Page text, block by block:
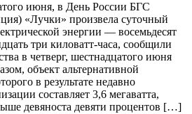
июня, в День России БГС
«Лучки» произвела суточный
энергии — восемьдесят
три киловатт-часа, сообщили
в четверг, шестнадцатого июня
объект альтернативной
в результате недавно
составляет 3,6 мегаватта,
девяноста девяти процентов […]